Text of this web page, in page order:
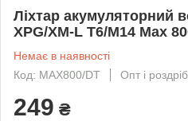
Ліхтар акумуляторний
XPG/XM-L T6/M14 Max
Немає в наявності
Код: MAX800/DT
Опт і роздріб
249 ₴